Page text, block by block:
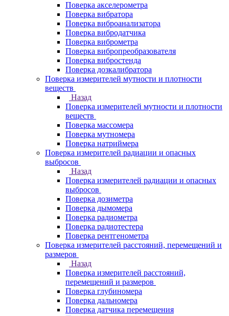
Поверка акселерометра
Поверка вибратора
Поверка виброанализатора
Поверка вибродатчика
Поверка виброметра
Поверка вибропреобразователя
Поверка вибростенда
Поверка дозкалибратора
Поверка измерителей мутности и плотности
веществ
Назад
Поверка измерителей мутности и плотности
веществ
Поверка массомера
Поверка мутномера
Поверка натриймера
Поверка измерителей радиации и опасных
выбросов
Назад
Поверка измерителей радиации и опасных
выбросов
Поверка дозиметра
Поверка дымомера
Поверка радиометра
Поверка радиотестера
Поверка рентгенометра
Поверка измерителей расстояний, перемещений и
размеров
Назад
Поверка измерителей расстояний,
перемещений и размеров
Поверка глубиномера
Поверка дальномера
Поверка датчика перемещения